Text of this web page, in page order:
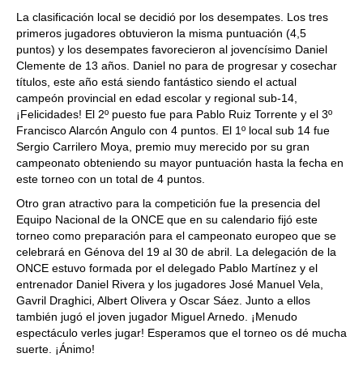
La clasificación local se decidió por los desempates. Los tres
primeros jugadores obtuvieron la misma puntuación (4,5
puntos) y los desempates favorecieron al jovencísimo Daniel
Clemente de 13 años. Daniel no para de progresar y cosechar
títulos, este año está siendo fantástico siendo el actual
campeón provincial en edad escolar y regional sub-14,
¡Felicidades! El 2º puesto fue para Pablo Ruiz Torrente y el 3º
Francisco Alarcón Angulo con 4 puntos. El 1º local sub 14 fue
Sergio Carrilero Moya, premio muy merecido por su gran
campeonato obteniendo su mayor puntuación hasta la fecha en
este torneo con un total de 4 puntos.
Otro gran atractivo para la competición fue la presencia del
Equipo Nacional de la ONCE que en su calendario fijó este
torneo como preparación para el campeonato europeo que se
celebrará en Génova del 19 al 30 de abril. La delegación de la
ONCE estuvo formada por el delegado Pablo Martínez y el
entrenador Daniel Rivera y los jugadores José Manuel Vela,
Gavril Draghici, Albert Olivera y Oscar Sáez. Junto a ellos
también jugó el joven jugador Miguel Arnedo. ¡Menudo
espectáculo verles jugar! Esperamos que el torneo os dé mucha
suerte. ¡Ánimo!